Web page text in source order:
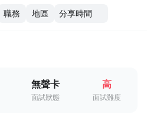
職務 地區
無聲卡
面試狀態
高
面試難度